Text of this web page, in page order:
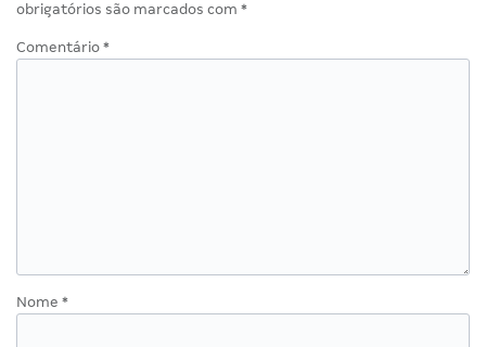
obrigatórios são marcados com *
Comentário *
Nome *